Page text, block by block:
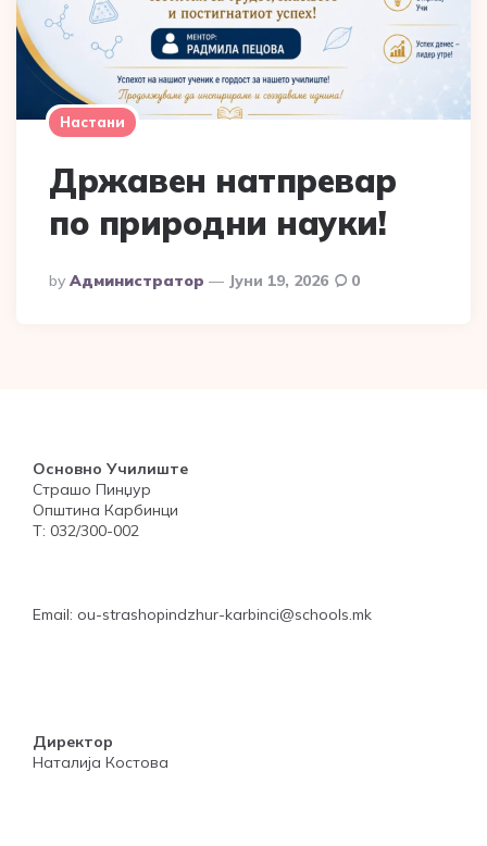
Настани
Државен натпревар
по природни науки!
Posted
By
By Администратор Јуни 19, 2026 0
Основно Училиште
Страшо Пинџур
Општина Карбинци
Т: 032/300-002
Email: ou-strashopindzhur-karbinci@schools.mk
Директор
Наталија Костова